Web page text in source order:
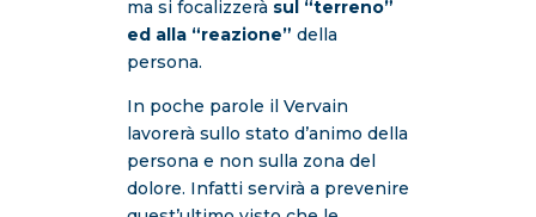
ma si focalizzerà sul “terreno”
ed alla “reazione” della
persona.
In poche parole il Vervain
lavorerà sullo stato d’animo della
persona e non sulla zona del
dolore. Infatti servirà a prevenire